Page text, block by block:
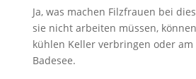
Ja, was machen Filzfrauen bei
sie nicht arbeiten müssen,
kühlen Keller verbringen oder
Badesee.